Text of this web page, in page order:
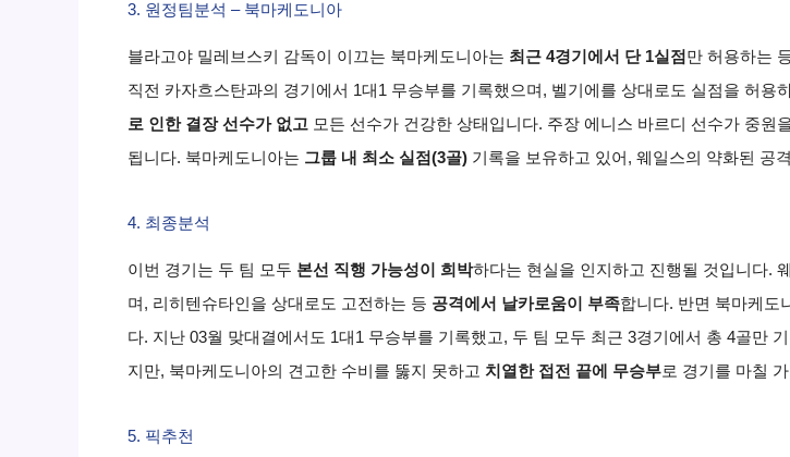
3. 원정팀분석 – 북마케도니아
블라고야 밀레브스키 감독이 이끄는 북마케도니아는 최근 4경기에서 단 1실점 만 허용하는
직전 카자흐스탄과의 경기에서 1대1 무승부를 기록했으며, 벨기에를 상대로도 실점을 허
로 인한 결장 선수가 없고 모든 선수가 건강한 상태입니다. 주장 에니스 바르디 선수가 중
됩니다. 북마케도니아는 그룹 내 최소 실점(3골) 기록을 보유하고 있어, 웨일스의 약화된 공
4. 최종분석
이번 경기는 두 팀 모두 본선 직행 가능성이 희박하다는 현실을 인지하고 진행될 것입니다.
며, 리히텐슈타인을 상대로도 고전하는 등 공격에서 날카로움이 부족합니다. 반면 북마케도
다. 지난 03월 맞대결에서도 1대1 무승부를 기록했고, 두 팀 모두 최근 3경기에서 총 4골만
지만, 북마케도니아의 견고한 수비를 뚫지 못하고 치열한 접전 끝에 무승부로 경기를 마칠
5. 픽추천